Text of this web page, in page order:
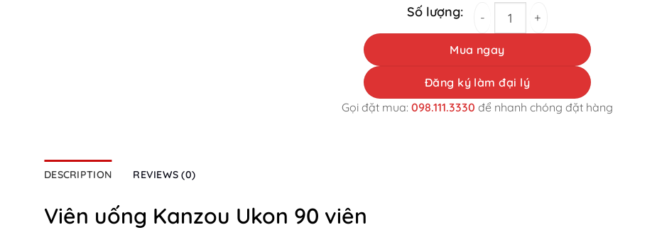
Viên uống bổ gan Kanzou Ukon 90 viên quantity
Mua ngay
Đăng ký làm đại lý
Gọi đặt mua: 098.111.3330 để nhanh chóng đặt hàng
DESCRIPTION REVIEWS (0)
Viên uống Kanzou Ukon 90 viên